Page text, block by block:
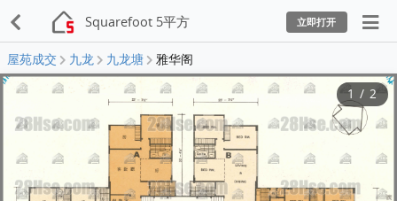
Squarefoot 5平方 立即打开
屋苑成交 九龙 九龙塘 雅华阁
1 / 2